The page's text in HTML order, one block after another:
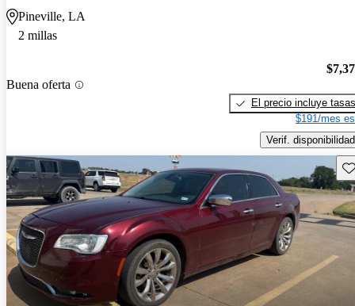
Pineville, LA
2 millas
Buena oferta
El precio incluye tasas
$191/mes
Verif. disponibilidad